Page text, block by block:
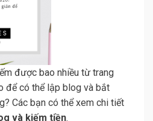
được bao nhiều từ trang
để có thể lập blog và bắt
Các bạn có thể xem chi tiết
và kiếm tiền.